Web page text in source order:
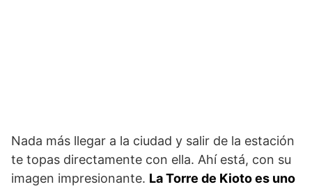
Nada más llegar a la ciudad y salir de la estación
te topas directamente con ella. Ahí está, con su
imagen impresionante. La Torre de Kioto es uno